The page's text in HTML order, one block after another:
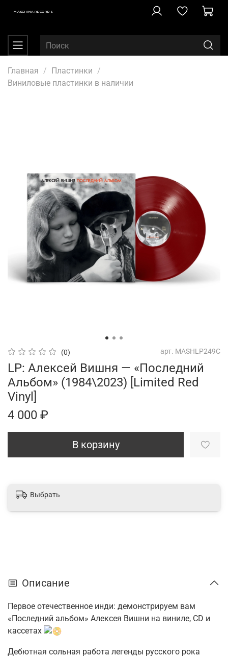
MASCHINA RECORDS
Главная
Пластинки
Виниловые пластинки в наличии
(0) арт. MASHLP249C
LP: Алексей Вишня — «Последний
Альбом» (1984\2023) [Limited Red
Vinyl]
4 000 ₽
В корзину
Выбрать
Описание
Первое отечественное инди: демонстрируем вам
«Последний альбом» Алексея Вишни на виниле, CD и
кассетах
Дебютная сольная работа легенды русского рока